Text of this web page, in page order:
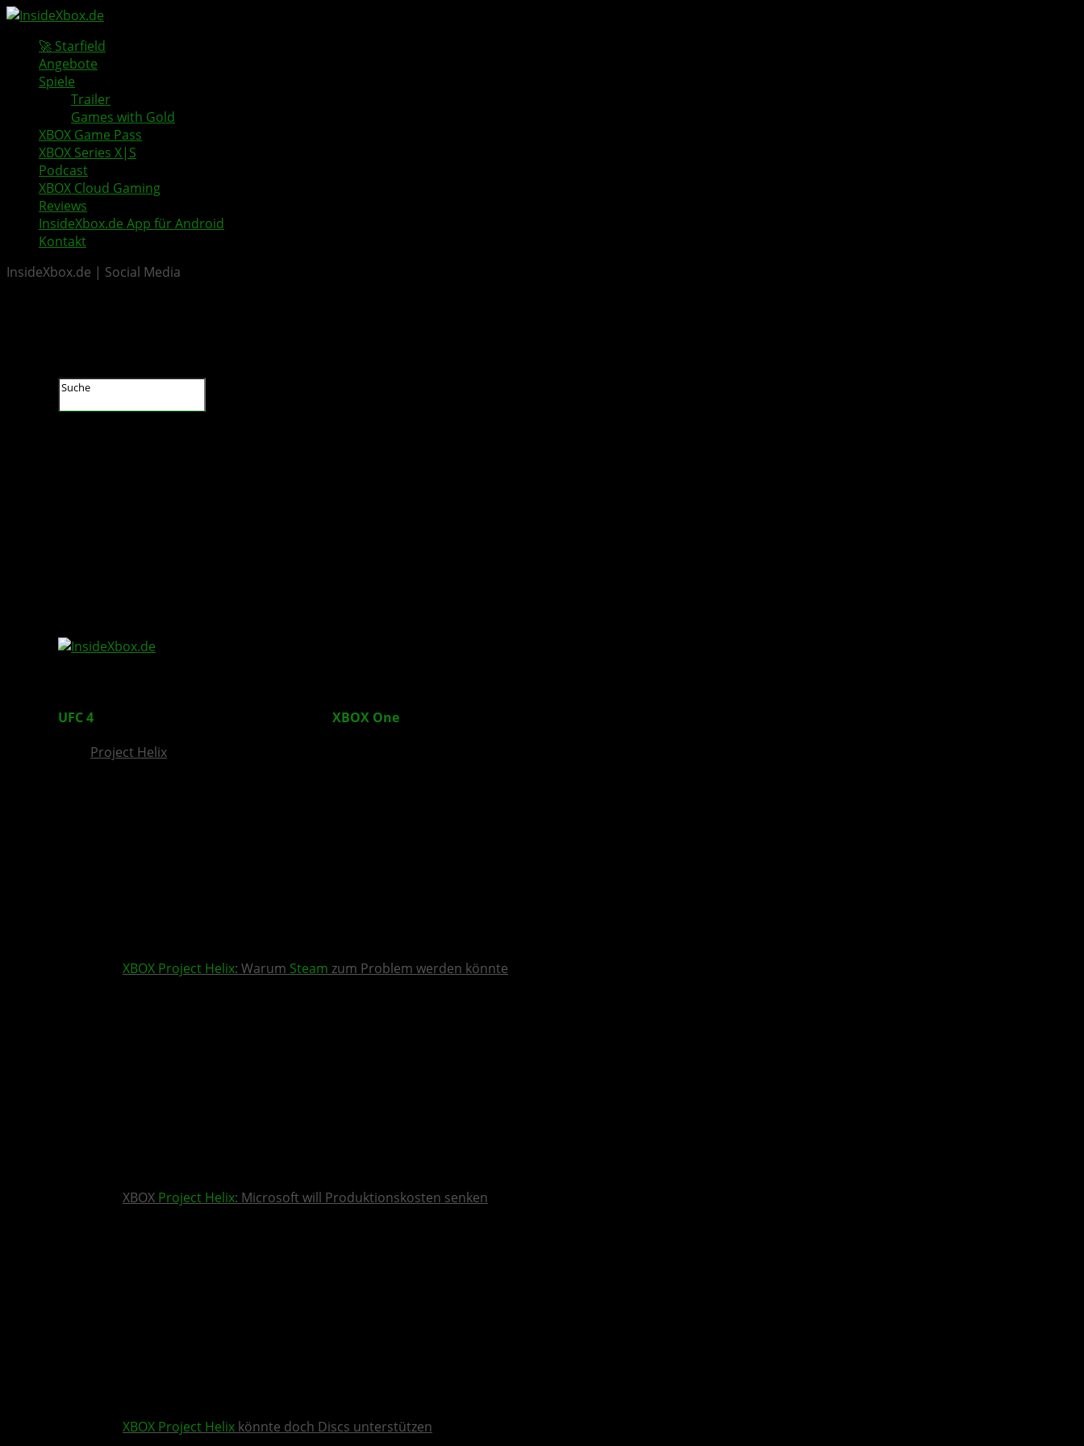
🚀 Starfield
Angebote
Spiele
Trailer
Games with Gold
XBOX Game Pass
XBOX Series X|S
Podcast
XBOX Cloud Gaming
Reviews
InsideXbox.de App für Android
Kontakt
InsideXbox.de | Social Media
UFC 4 XBOX One
Project Helix
XBOX Project Helix: Warum Steam zum Problem werden könnte
XBOX Project Helix: Microsoft will Produktionskosten senken
XBOX Project Helix könnte doch Discs unterstützen